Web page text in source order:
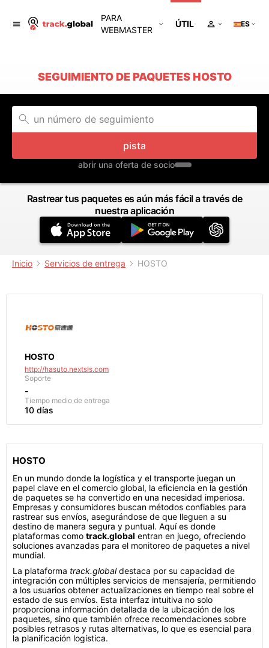
PARA
WEBMASTER
ÚTIL ES
SEGUIMIENTO DE PAQUETES HOSTO
pista
abrir una oferta de socio
Rastrear tus paquetes es aún más fácil a través de
nuestra aplicación
Inicio Servicios de entrega HOSTO
HOSTO
http://hasuto.nextsls.com
Soporte
-
Tiempo medio de entrega
10 días
HOSTO
En un mundo donde la logística y el transporte juegan un
papel clave en el comercio global, la eficiencia en la gestión
de paquetes se ha convertido en una necesidad imperiosa.
Empresas y consumidores buscan métodos confiables para
rastrear sus envíos, asegurándose de que lleguen a su
destino de manera segura y puntual. Aquí es donde
plataformas como track.global entran en juego, ofreciendo
soluciones avanzadas para el monitoreo de paquetes a nivel
mundial.
La plataforma track.globaldestaca por su capacidad de
integración con múltiples servicios de mensajería, permitiendo
a los usuarios obtener actualizaciones en tiempo real sobre el
estado de sus envíos. Esta interfaz intuitiva no solo
proporciona información detallada de la ubicación de los
paquetes, sino que también ofrece recomendaciones sobre
posibles retrasos y rutas alternativas, lo que es esencial para
la planificación logística.